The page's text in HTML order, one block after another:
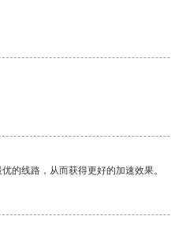
的线路，从而获得更好的加速效果。